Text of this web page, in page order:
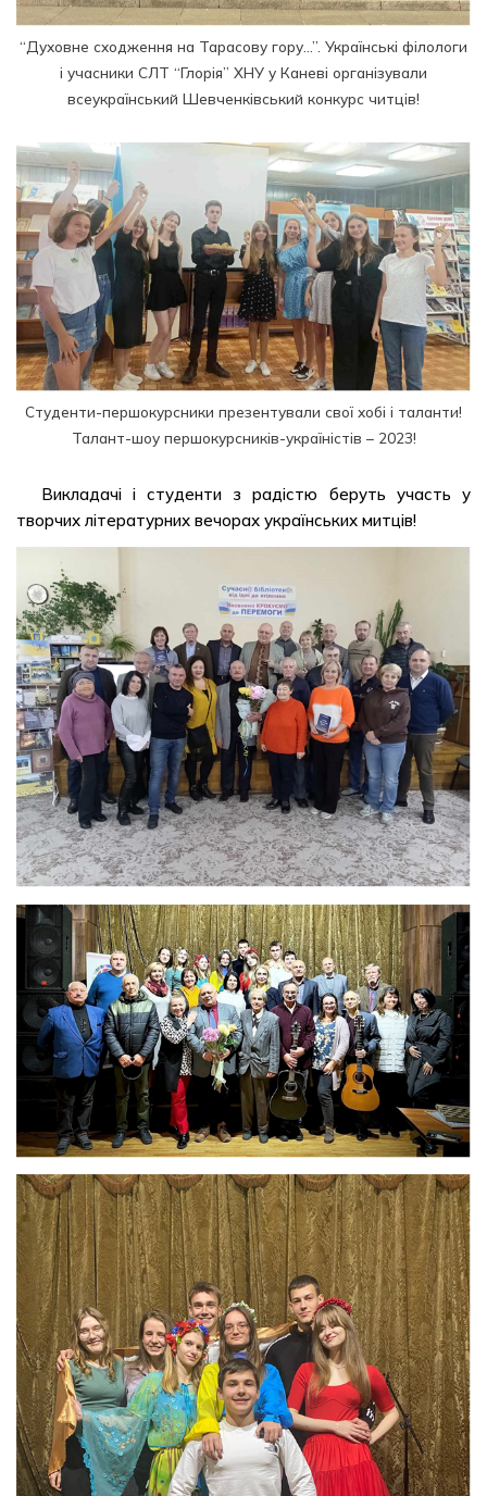
“Духовне сходження на Тарасову гору…”. Українські філологи
і учасники СЛТ “Глорія” ХНУ у Каневі організували
всеукраїнський Шевченківський конкурс читців!
Студенти-першокурсники презентували свої хобі і таланти!
Талант-шоу першокурсників-україністів – 2023!
Викладачі і студенти з радістю беруть участь у
творчих літературних вечорах українських митців!